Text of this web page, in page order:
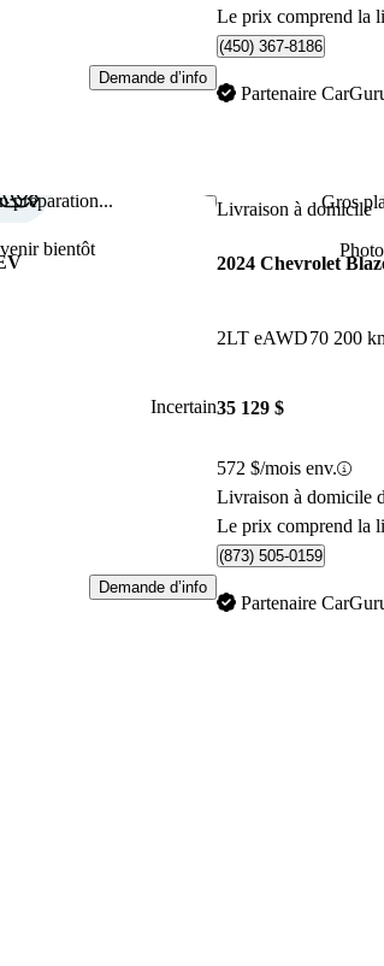
Demande d’info
Le prix comprend la
(450) 367-8186
Partenaire
préparation...
bientôt
Enregistrer cette annonce
Incertain
Demande d’info
Gros
Livraison à domicile
2024 Chevrolet
2LT eAWD70 200
35 129 $
572 $/mois env.
Livraison à domicile
Le prix comprend la
(873) 505-0159
Partenaire